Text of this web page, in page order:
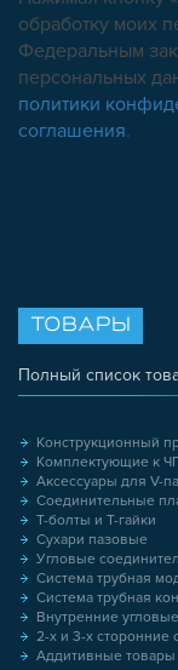
обработку моих
Федеральным
персональных
политики
соглашения.
ТОВАРЫ
Полный список
Конструкционный
Комплектующие к
Аксессуары для V-
Соединительные
Т-болты и Т-гайки
Сухари пазовые
Угловые
Система трубная
Система трубная
Внутренние
2-х и 3-х сторонние
Аддитивные товары